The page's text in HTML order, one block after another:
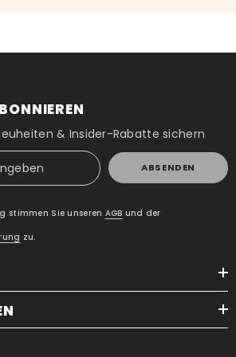
& Insider-Rabatte sichern
ABSENDEN
stimmen Sie unseren AGB und der
zu.